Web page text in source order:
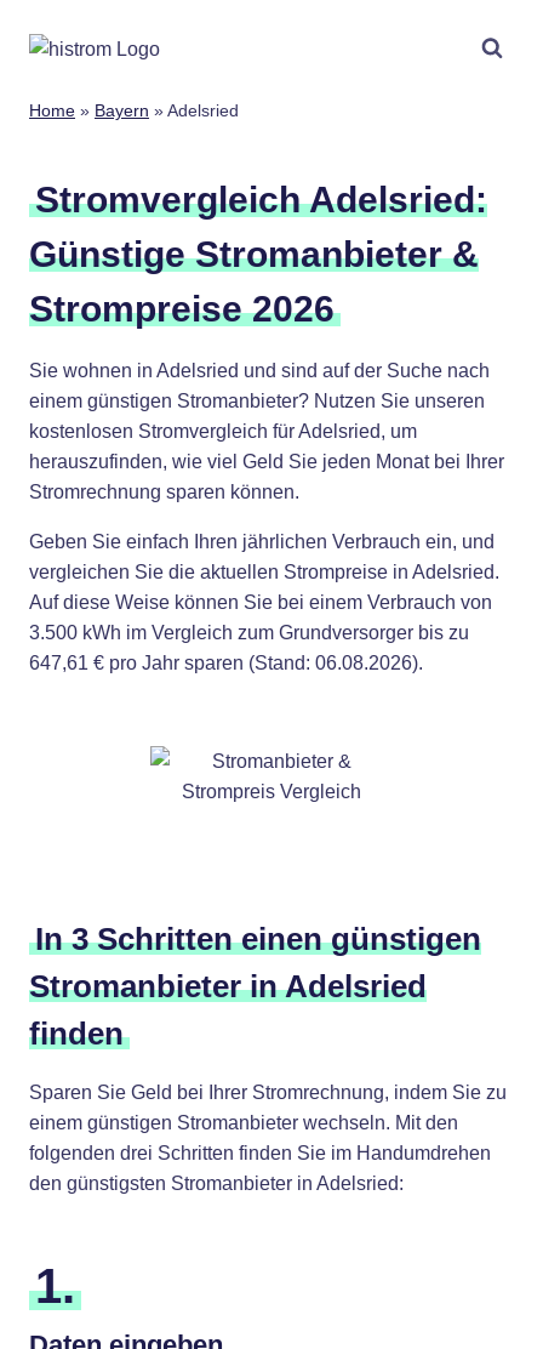
Inhalt
Home » Bayern »Adelsried
Stromvergleich Adelsried:
Günstige Stromanbieter &
Strompreise 2026
Sie wohnen in Adelsried und sind auf der Suche nach
einem günstigen Stromanbieter? Nutzen Sie unseren
kostenlosen Stromvergleich für Adelsried, um
herauszufinden, wie viel Geld Sie jeden Monat bei Ihrer
Stromrechnung sparen können.
Geben Sie einfach Ihren jährlichen Verbrauch ein, und
vergleichen Sie die aktuellen Strompreise in Adelsried.
Auf diese Weise können Sie bei einem Verbrauch von
3.500 kWh im Vergleich zum Grundversorger bis zu
647,61 € pro Jahr sparen (Stand: 06.08.2026).
In 3 Schritten einen günstigen
Stromanbieter in Adelsried
finden
Sparen Sie Geld bei Ihrer Stromrechnung, indem Sie zu
einem günstigen Stromanbieter wechseln. Mit den
folgenden drei Schritten finden Sie im Handumdrehen
den günstigsten Stromanbieter in Adelsried:
1.